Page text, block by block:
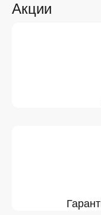
Акции